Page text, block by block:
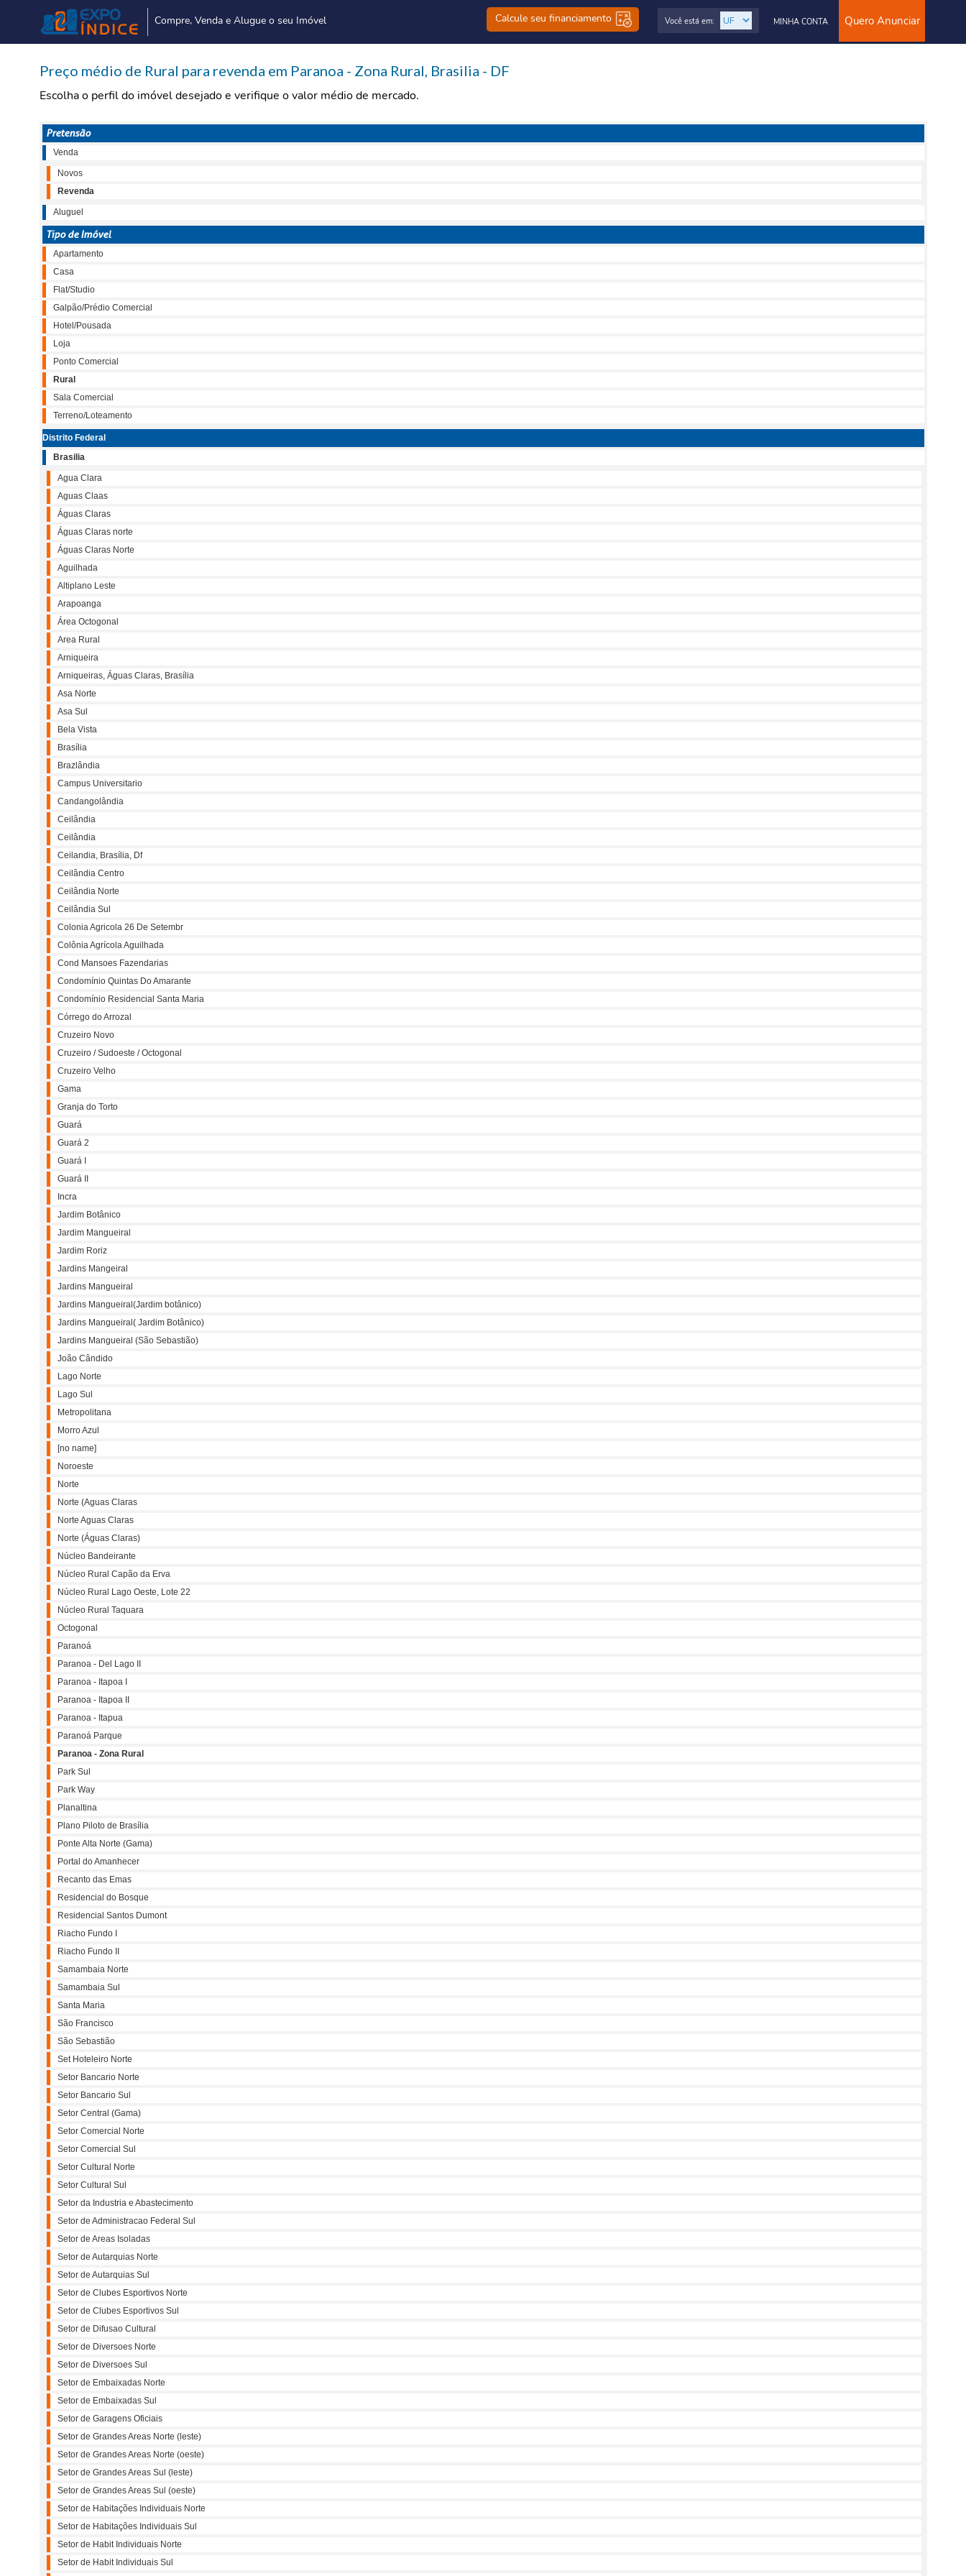
Compre, Venda e Alugue o seu Imóvel Calcule seu financiamento Quero Anunciar
MINHA CONTA
Você está em:
Preço médio de Rural para revenda em Paranoa - Zona Rural, Brasilia - DF
Escolha o perfil do imóvel desejado e verifique o valor médio de mercado.
Pretensão
Venda
Novos
Revenda
Aluguel
Tipo de Imóvel
Apartamento
Casa
Flat/Studio
Galpão/Prédio Comercial
Hotel/Pousada
Loja
Ponto Comercial
Rural
Sala Comercial
Terreno/Loteamento
Distrito Federal
Brasilia
Agua Clara
Aguas Claas
Águas Claras
Águas Claras norte
Águas Claras Norte
Aguilhada
Altiplano Leste
Arapoanga
Área Octogonal
Area Rural
Arniqueira
Arniqueiras, Águas Claras, Brasília
Asa Norte
Asa Sul
Bela Vista
Brasília
Brazlândia
Campus Universitario
Candangolândia
Ceilândia
Ceilândia
Ceilandia, Brasília, Df
Ceilândia Centro
Ceilândia Norte
Ceilândia Sul
Colonia Agricola 26 De Setembr
Colônia Agrícola Aguilhada
Cond Mansoes Fazendarias
Condomínio Quintas Do Amarante
Condomínio Residencial Santa Maria
Córrego do Arrozal
Cruzeiro Novo
Cruzeiro / Sudoeste / Octogonal
Cruzeiro Velho
Gama
Granja do Torto
Guará
Guará 2
Guará I
Guará II
Incra
Jardim Botânico
Jardim Mangueiral
Jardim Roriz
Jardins Mangeiral
Jardins Mangueiral
Jardins Mangueiral(Jardim botânico)
Jardins Mangueiral( Jardim Botânico)
Jardins Mangueiral (São Sebastião)
João Cândido
Lago Norte
Lago Sul
Metropolitana
Morro Azul
[no name]
Noroeste
Norte
Norte (Aguas Claras
Norte Aguas Claras
Norte (Águas Claras)
Núcleo Bandeirante
Núcleo Rural Capão da Erva
Núcleo Rural Lago Oeste, Lote 22
Núcleo Rural Taquara
Octogonal
Paranoá
Paranoa - Del Lago II
Paranoa - Itapoa I
Paranoa - Itapoa II
Paranoa - Itapua
Paranoá Parque
Paranoa - Zona Rural
Park Sul
Park Way
Planaltina
Plano Piloto de Brasília
Ponte Alta Norte (Gama)
Portal do Amanhecer
Recanto das Emas
Residencial do Bosque
Residencial Santos Dumont
Riacho Fundo I
Riacho Fundo II
Samambaia Norte
Samambaia Sul
Santa Maria
São Francisco
São Sebastião
Set Hoteleiro Norte
Setor Bancario Norte
Setor Bancario Sul
Setor Central (Gama)
Setor Comercial Norte
Setor Comercial Sul
Setor Cultural Norte
Setor Cultural Sul
Setor da Industria e Abastecimento
Setor de Administracao Federal Sul
Setor de Areas Isoladas
Setor de Autarquias Norte
Setor de Autarquias Sul
Setor de Clubes Esportivos Norte
Setor de Clubes Esportivos Sul
Setor de Difusao Cultural
Setor de Diversoes Norte
Setor de Diversoes Sul
Setor de Embaixadas Norte
Setor de Embaixadas Sul
Setor de Garagens Oficiais
Setor de Grandes Areas Norte (leste)
Setor de Grandes Areas Norte (oeste)
Setor de Grandes Areas Sul (leste)
Setor de Grandes Areas Sul (oeste)
Setor de Habitações Individuais Norte
Setor de Habitações Individuais Sul
Setor de Habit Individuais Norte
Setor de Habit Individuais Sul